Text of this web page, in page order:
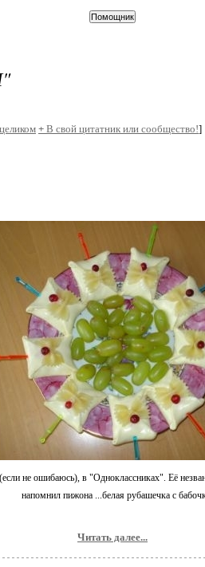
+ В свой цитатник или сообщество!]
не ошибаюсь), в "Одноклассниках". Её
напомнил пижона ...белая рубашечка с
Читать далее...